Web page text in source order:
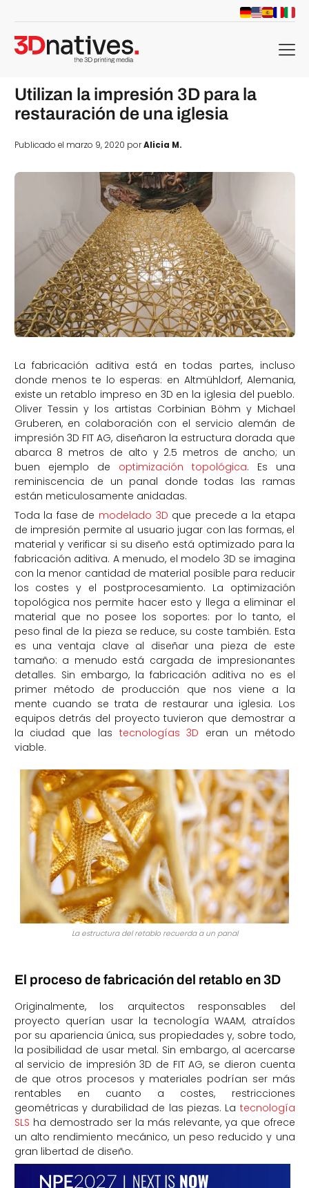
menu
Utilizan la impresión 3D para la
restauración de una iglesia
Publicado el marzo 9, 2020 porAlicia M.
La fabricación aditiva está en todas partes, incluso
donde menos te lo esperas: en Altmühldorf, Alemania,
existe un retablo impreso en 3D en la iglesia del pueblo.
Oliver Tessin y los artistas Corbinian Böhm y Michael
Gruberen, en colaboración con el servicio alemán de
impresión 3D FIT AG, diseñaron la estructura dorada que
abarca 8 metros de alto y 2.5 metros de ancho; un
buen ejemplo de optimización topológica. Es una
reminiscencia de un panal donde todas las ramas
están meticulosamente anidadas.
Toda la fase de modelado 3D que precede a la etapa
de impresión permite al usuario jugar con las formas, el
material y verificar si su diseño está optimizado para la
fabricación aditiva. A menudo, el modelo 3D se imagina
con la menor cantidad de material posible para reducir
los costes y el postprocesamiento. La optimización
topológica nos permite hacer esto y llega a eliminar el
material que no posee los soportes: por lo tanto, el
peso final de la pieza se reduce, su coste también. Esta
es una ventaja clave al diseñar una pieza de este
tamaño: a menudo está cargada de impresionantes
detalles. Sin embargo, la fabricación aditiva no es el
primer método de producción que nos viene a la
mente cuando se trata de restaurar una iglesia. Los
equipos detrás del proyecto tuvieron que demostrar a
la ciudad que las tecnologías 3D eran un método
viable.
La estructura del retablo recuerda a un panal
El proceso de fabricación del retablo en 3D
Originalmente, los arquitectos responsables del
proyecto querían usar la tecnología WAAM, atraídos
por su apariencia única, sus propiedades y, sobre todo,
la posibilidad de usar metal. Sin embargo, al acercarse
al servicio de impresión 3D de FIT AG, se dieron cuenta
de que otros procesos y materiales podrían ser más
rentables en cuanto a costes, restricciones
geométricas y durabilidad de las piezas. La tecnología
SLS ha demostrado ser la más relevante, ya que ofrece
un alto rendimiento mecánico, un peso reducido y una
gran libertad de diseño.